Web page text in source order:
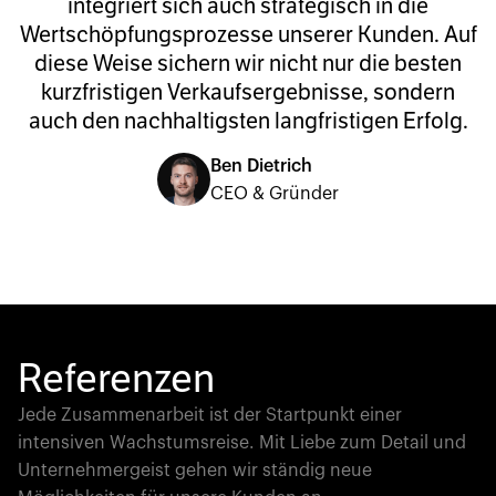
Wertschöpfungsprozesse unserer Kunden. Auf
diese Weise sichern wir nicht nur die besten
kurzfristigen Verkaufsergebnisse, sondern
auch den nachhaltigsten langfristigen Erfolg.
Ben Dietrich
CEO & Gründer
Referenzen
Jede Zusammenarbeit ist der Startpunkt einer
intensiven Wachstumsreise. Mit Liebe zum Detail und
Unternehmergeist gehen wir ständig neue